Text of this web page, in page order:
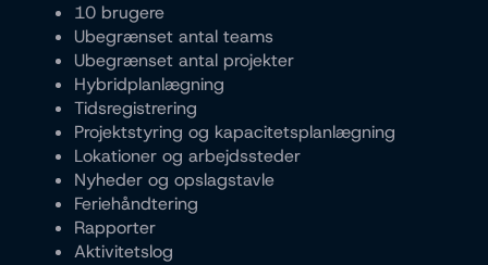
10 brugere
Ubegrænset antal teams
Ubegrænset antal projekter
Hybridplanlægning
Tidsregistrering
Projektstyring og kapacitetsplanlægning
Lokationer og arbejdssteder
Nyheder og opslagstavle
Feriehåndtering
Rapporter
Aktivitetslog